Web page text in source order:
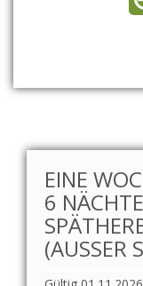
EINE
6
(AUSSER